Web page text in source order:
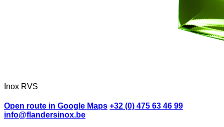
Inox RVS
Open route in Google Maps +32 (0) 475 63 46 99
info@flandersinox.be